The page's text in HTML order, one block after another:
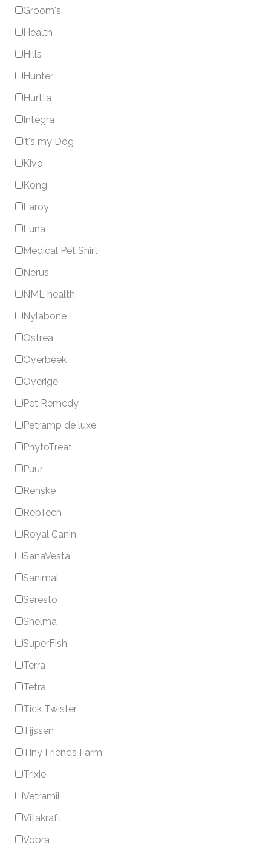
Groom's
Health
Hills
Hunter
Hurtta
Integra
it's my Dog
Kivo
Kong
Laroy
Luna
Medical Pet Shirt
Nerus
NML health
Nylabone
Ostrea
Overbeek
Overige
Pet Remedy
Petramp de luxe
PhytoTreat
Puur
Renske
RepTech
Royal Canin
SanaVesta
Sanimal
Seresto
Shelma
SuperFish
Terra
Tetra
Tick Twister
Tijssen
Tiny Friends Farm
Trixie
Vetramil
Vitakraft
Vobra